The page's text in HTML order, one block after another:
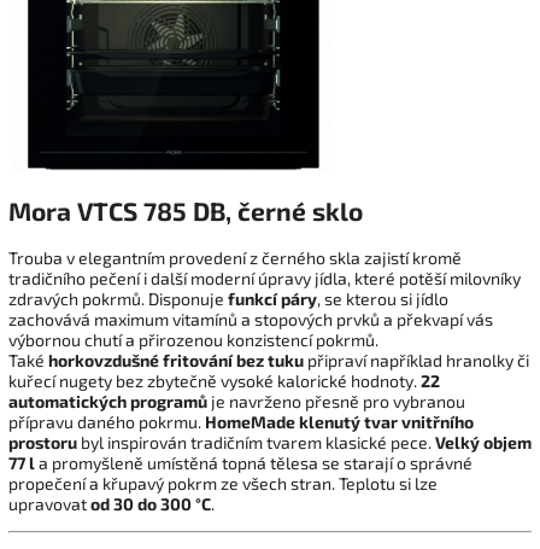
Mora VTCS 785 DB, černé sklo
Trouba v elegantním provedení z černého skla zajistí kromě
tradičního pečení i další moderní úpravy jídla, které potěší milovníky
zdravých pokrmů. Disponuje funkcí páry, se kterou si jídlo
zachovává maximum vitamínů a stopových prvků a překvapí vás
výbornou chutí a přirozenou konzistencí pokrmů.
Také horkovzdušné fritování bez tuku připraví například hranolky či
kuřecí nugety bez zbytečně vysoké kalorické hodnoty.22
automatických programů je navrženo přesně pro vybranou
přípravu daného pokrmu. HomeMade klenutý tvar vnitřního
prostoru byl inspirován tradičním tvarem klasické pece.Velký objem
77 la promyšleně umístěná topná tělesa se starají o správné
propečení a křupavý pokrm ze všech stran. Teplotu si lze
upravovatod 30 do 300 °C.